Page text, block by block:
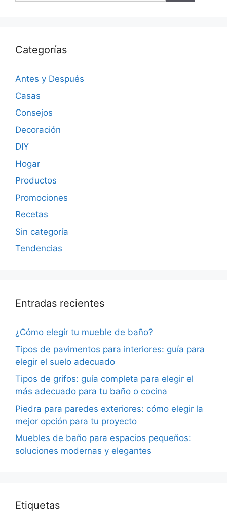
Categorías
Antes y Después
Casas
Consejos
Decoración
DIY
Hogar
Productos
Promociones
Recetas
Sin categoría
Tendencias
Entradas recientes
¿Cómo elegir tu mueble de baño?
Tipos de pavimentos para interiores: guía para
elegir el suelo adecuado
Tipos de grifos: guía completa para elegir el
más adecuado para tu baño o cocina
Piedra para paredes exteriores: cómo elegir la
mejor opción para tu proyecto
Muebles de baño para espacios pequeños:
soluciones modernas y elegantes
Etiquetas